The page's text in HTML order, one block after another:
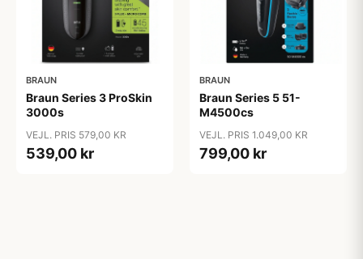
BRAUN
Braun Series 3 ProSkin
3000s
VEJL. PRIS 579,00 KR
539,00 kr
BRAUN
Braun Series 5 51-
M4500cs
VEJL. PRIS 1.049,00 KR
799,00 kr